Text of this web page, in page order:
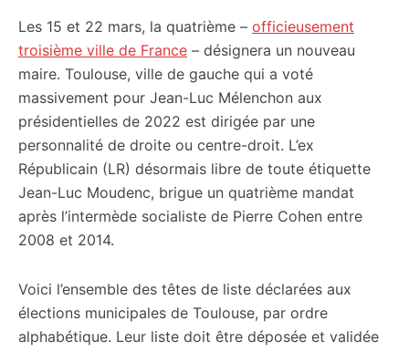
Les 15 et 22 mars, la quatrième – officieusement
troisième ville de France – désignera un nouveau
maire. Toulouse, ville de gauche qui a voté
massivement pour Jean-Luc Mélenchon aux
présidentielles de 2022 est dirigée par une
personnalité de droite ou centre-droit. L’ex
Républicain (LR) désormais libre de toute étiquette
Jean-Luc Moudenc, brigue un quatrième mandat
après l’intermède socialiste de Pierre Cohen entre
2008 et 2014.
Voici l’ensemble des têtes de liste déclarées aux
élections municipales de Toulouse, par ordre
alphabétique. Leur liste doit être déposée et validée